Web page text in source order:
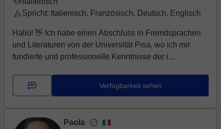
Spricht: Italienisch, Französisch, Deutsch, Englisch
Hallo! 👋 Ich habe einen Abschluss in Fremdsprachen
und Literaturen von der Universität Pisa, wo ich mir
fundierte und professionelle Kenntnisse der i...
Verfügbarkeit sehen
Paola